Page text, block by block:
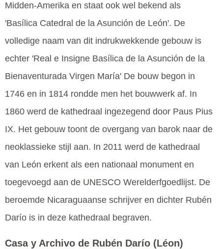
Midden-Amerika en staat ook wel bekend als
'Basílica Catedral de la Asunción de León'. De
volledige naam van dit indrukwekkende gebouw is
echter 'Real e Insigne Basílica de la Asunción de la
Bienaventurada Virgen María' De bouw begon in
1746 en in 1814 rondde men het bouwwerk af. In
1860 werd de kathedraal ingezegend door Paus Pius
IX. Het gebouw toont de overgang van barok naar de
neoklassieke stijl aan. In 2011 werd de kathedraal
van León erkent als een nationaal monument en
toegevoegd aan de UNESCO Werelderfgoedlijst. De
beroemde Nicaraguaanse schrijver en dichter Rubén
Darío is in deze kathedraal begraven.
Casa y Archivo de Rubén Darío (Léon)